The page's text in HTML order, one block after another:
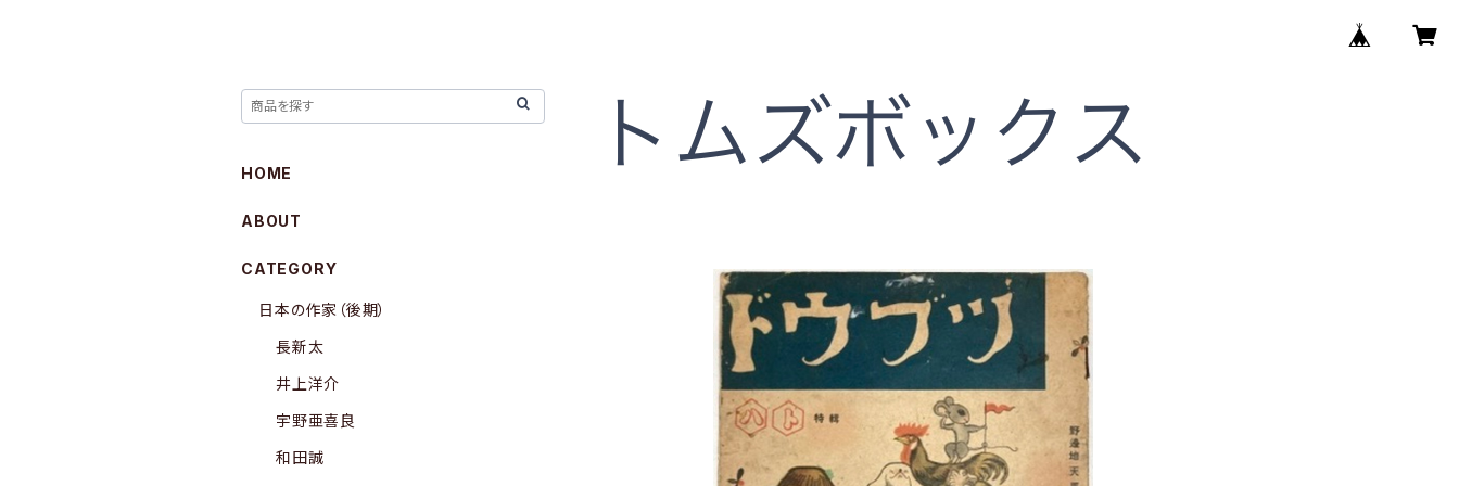
HOME
ABOUT
CATEGORY
日本の作家（後期）
長新太
井上洋介
宇野亜喜良
和田誠